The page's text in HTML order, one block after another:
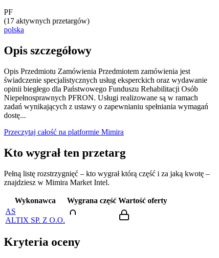
PF
(17 aktywnych przetargów)
polska
Opis szczegółowy
Opis Przedmiotu Zamówienia Przedmiotem zamówienia jest
świadczenie specjalistycznych usług eksperckich oraz wydawanie
opinii biegłego dla Państwowego Funduszu Rehabilitacji Osób
Niepełnosprawnych PFRON. Usługi realizowane są w ramach
zadań wynikających z ustawy o zapewnianiu spełniania wymagań
dostę...
Przeczytaj całość na platformie Mimira
Kto wygrał ten przetarg
Pełną listę rozstrzygnięć – kto wygrał którą część i za jaką kwotę –
znajdziesz w Mimira Market Intel.
Wykonawca Wygrana część Wartość oferty
AS
ALTIX SP. Z O.O.
Kryteria oceny